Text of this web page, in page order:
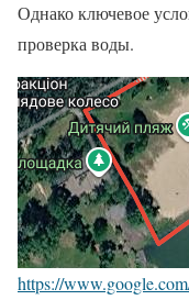
Однако ключевое
проверка воды.
https://